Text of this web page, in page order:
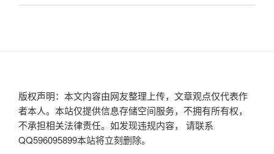
版权声明：本文内容由网友整理上传，文章观点仅代表作
者本人。本站仅提供信息存储空间服务，不拥有所有权，
不承担相关法律责任。如发现违规内容， 请联系
QQ596095899本站将立刻删除。